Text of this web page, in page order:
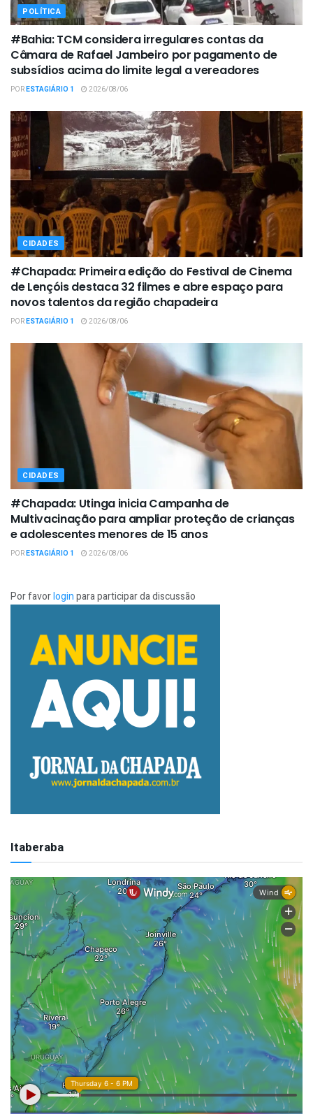
POLÍTICA
#Bahia: TCM considera irregulares contas da
Câmara de Rafael Jambeiro por pagamento de
subsídios acima do limite legal a vereadores
PORESTAGIÁRIO 1 2026/08/06
CIDADES
#Chapada: Primeira edição do Festival de Cinema
de Lençóis destaca 32 filmes e abre espaço para
novos talentos da região chapadeira
PORESTAGIÁRIO 1 2026/08/06
CIDADES
#Chapada: Utinga inicia Campanha de
Multivacinação para ampliar proteção de crianças
e adolescentes menores de 15 anos
PORESTAGIÁRIO 1 2026/08/06
Por favorloginpara participar da discussão
Itaberaba